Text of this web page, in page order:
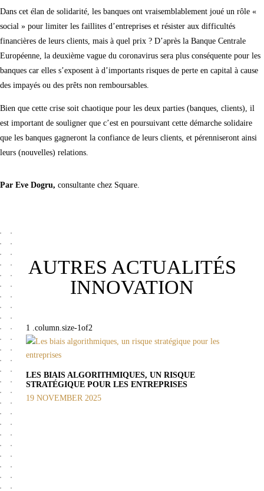
Dans cet élan de solidarité, les banques ont vraisemblablement joué un rôle «
social » pour limiter les faillites d’entreprises et résister aux difficultés
financières de leurs clients, mais à quel prix ? D’après la Banque Centrale
Européenne, la deuxième vague du coronavirus sera plus conséquente pour les
banques car elles s’exposent à d’importants risques de perte en capital à cause
des impayés ou des prêts non remboursables.
Bien que cette crise soit chaotique pour les deux parties (banques, clients), il
est important de souligner que c’est en poursuivant cette démarche solidaire
que les banques gagneront la confiance de leurs clients, et pérenniseront ainsi
leurs (nouvelles) relations.
Par Eve Dogru, consultante chez Square.
AUTRES ACTUALITÉS
INNOVATION
LES BIAIS ALGORITHMIQUES, UN RISQUE
STRATÉGIQUE POUR LES ENTREPRISES
19 NOVEMBER 2025